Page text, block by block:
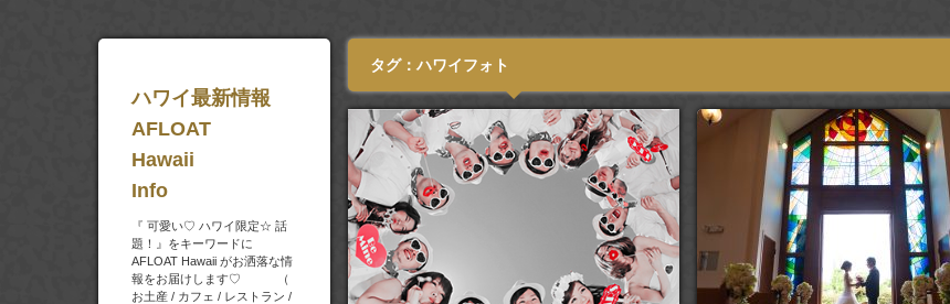
ハワイ最新情報
AFLOAT
Hawaii
Info
『 可愛い♡ ハワイ限定☆ 話
題！』をキーワードに
AFLOAT Hawaii がお洒落な情
報をお届けします♡ （
お土産 / カフェ / レストラン /
タグ：ハワイフォト